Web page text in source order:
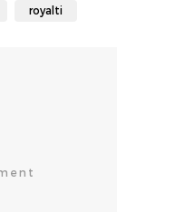
royalti